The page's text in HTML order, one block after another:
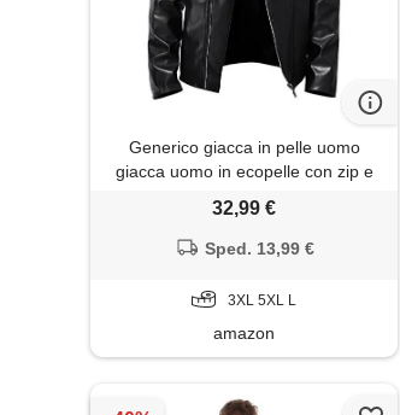
Generico giacca in pelle uomo
giacca uomo in ecopelle con zip e
slim con tasche chiodo moto
elegante casual giubbotto autunno
black, l)
32,99 €
Sped. 13,99 €
3XL 5XL L
amazon